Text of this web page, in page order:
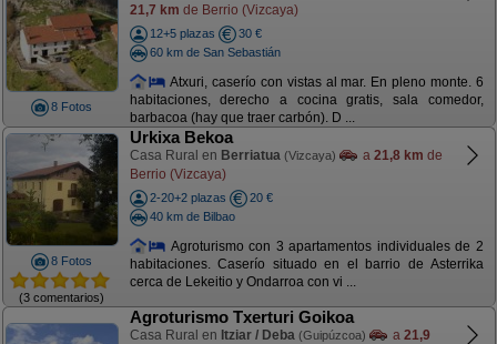
8 Fotos
21,7 km de Berrio (Vizcaya)
12+5 plazas
30 €
60 km de San Sebastián
Atxuri, caserío con vistas al mar. En pleno monte. 6
habitaciones, derecho a cocina gratis, sala comedor,
barbacoa (hay que traer carbón). D ...
8 Fotos
(3 comentarios)
Urkixa Bekoa
Casa Rural en Berriatua (Vizcaya) a 21,8 km de
Berrio (Vizcaya)
2-20+2 plazas
20 €
40 km de Bilbao
Agroturismo con 3 apartamentos individuales de 2
habitaciones. Caserío situado en el barrio de Asterrika
cerca de Lekeitio y Ondarroa con vi ...
Agroturismo Txerturi Goikoa
Casa Rural en Itziar / Deba (Guipúzcoa) a 21,9